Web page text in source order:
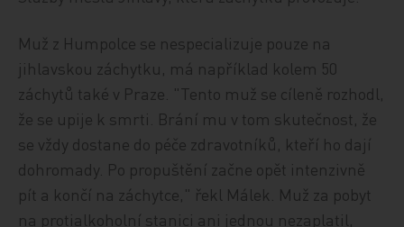
Muž z Humpolce se nespecializuje pouze na
jihlavskou záchytku, má například kolem 50
záchytů také v Praze. "Tento muž se cíleně rozhodl,
že se upije k smrti. Brání mu v tom skutečnost, že
se vždy dostane do péče zdravotníků, kteří ho dají
dohromady. Po propuštění začne opět intenzivně
pít a končí na záchytce," řekl Málek. Muž za pobyt
na protialkoholní stanici ani jednou nezaplatil,